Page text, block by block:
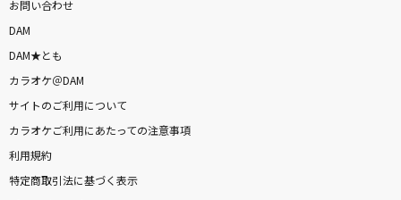
ZONE
Nostalgia
相川七瀬
あぶく
お問い合わせ
DAM
DAM★とも
カラオケ＠DAM
サイトのご利用について
カラオケご利用にあたっての注意事項
利用規約
特定商取引法に基づく表示